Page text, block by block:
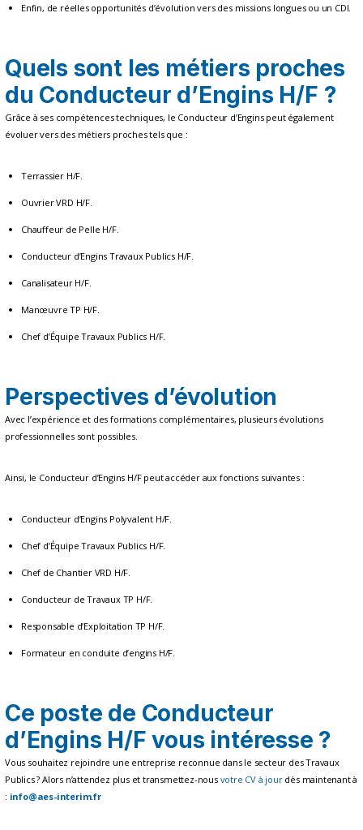
Enfin, de réelles opportunités d’évolution vers des missions longues ou un CDI.
Quels sont les métiers proches
du Conducteur d’Engins H/F ?
Grâce à ses compétences techniques, le Conducteur d’Engins peut également
évoluer vers des métiers proches tels que :
Terrassier H/F.
Ouvrier VRD H/F.
Chauffeur de Pelle H/F.
Conducteur d’Engins Travaux Publics H/F.
Canalisateur H/F.
Manœuvre TP H/F.
Chef d’Équipe Travaux Publics H/F.
Perspectives d’évolution
Avec l’expérience et des formations complémentaires, plusieurs évolutions
professionnelles sont possibles.
Ainsi, le Conducteur d’Engins H/F peut accéder aux fonctions suivantes :
Conducteur d’Engins Polyvalent H/F.
Chef d’Équipe Travaux Publics H/F.
Chef de Chantier VRD H/F.
Conducteur de Travaux TP H/F.
Responsable d’Exploitation TP H/F.
Formateur en conduite d’engins H/F.
Ce poste de Conducteur
d’Engins H/F vous intéresse ?
Vous souhaitez rejoindre une entreprise reconnue dans le secteur des Travaux
Publics ? Alors n’attendez plus et transmettez-nous votre CV à jourdès maintenant à
: info@aes-interim.fr